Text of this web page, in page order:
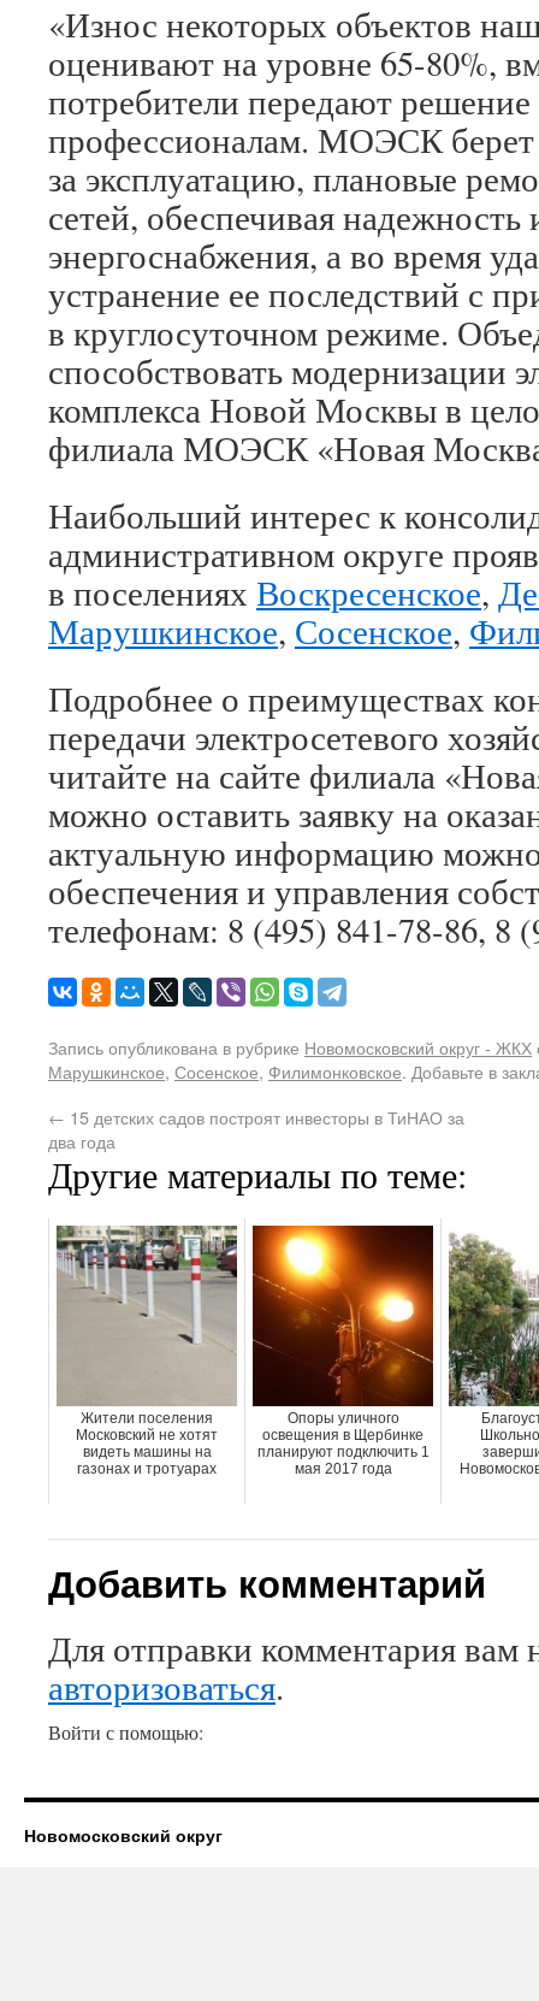
«Износ некоторых объектов
оценивают на уровне 65-80%,
потребители передают
профессионалам. МОЭСК берет
за эксплуатацию, плановые
сетей, обеспечивая надежность
энергоснабжения, а во время
устранение ее последствий с
в круглосуточном режиме.
способствовать модернизации
комплекса Новой Москвы в
филиала МОЭСК «Новая
Наибольший интерес к
административном округе
в поселениях Воскресенское,
Марушкинское, Сосенское,
Подробнее о преимуществах
передачи электросетевого
читайте на сайте филиала
можно оставить заявку на
актуальную информацию можно
обеспечения и управления
телефонам: 8 (495) 841-78-86, 8
Запись опубликована в рубрике Новомосковский округ - ЖКХ
Марушкинское, Сосенское, Филимонковское. Добавьте в
← 15 детских садов построят инвесторы в ТиНАО за
два года
Другие материалы по теме:
Жители поселения
Московский не хотят
видеть машины на
газонах и тротуарах
Опоры уличного
освещения в Щербинке
планируют подключить 1
мая 2017 года
Добавить комментарий
Для отправки комментария вам
авторизоваться.
Войти с помощью:
Новомосковский округ